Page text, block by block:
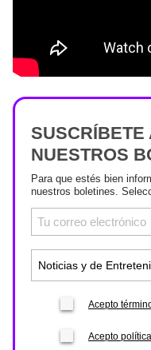
SUSCRÍBETE
NUESTROS
Para que estés bien
nuestros boletines.
Acepto
Acepto